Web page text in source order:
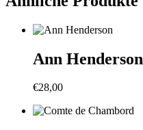
Ann Henderson
€28,00